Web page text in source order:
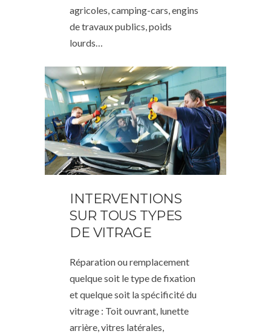
agricoles, camping-cars, engins
de travaux publics, poids
lourds…
INTERVENTIONS
SUR TOUS TYPES
DE VITRAGE
Réparation ou remplacement
quelque soit le type de fixation
et quelque soit la spécificité du
vitrage : Toit ouvrant, lunette
arrière, vitres latérales,